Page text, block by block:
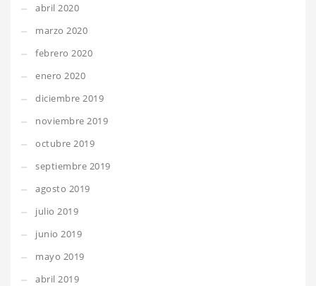
abril 2020
marzo 2020
febrero 2020
enero 2020
diciembre 2019
noviembre 2019
octubre 2019
septiembre 2019
agosto 2019
julio 2019
junio 2019
mayo 2019
abril 2019